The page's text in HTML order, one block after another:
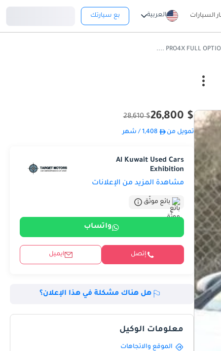
السيارات العربية بع سيارتك
$ 26,800
$ 28,610
تمويل من 1,408 / شهر
Al Kuwait Used Cars
Exhibition
مشاهدة المزيد من الإعلانات
بائع موثّق
واتساب
إتصل ايميل
هل هناك مشكلة في هذا الإعلان؟
معلومات الوكيل
الموقع والاتجاهات